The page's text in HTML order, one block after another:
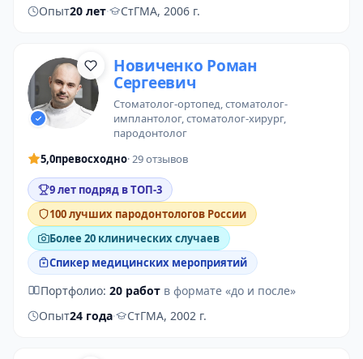
Опыт20 лет· СтГМА, 2006 г.
Новиченко Роман
Сергеевич
стоматолог-ортопед, стоматолог-
имплантолог, стоматолог-хирург,
пародонтолог
5,0превосходно· 29 отзывов
9 лет подряд в ТОП-3
100 лучших пародонтологов России
Более 20 клинических случаев
Спикер медицинских мероприятий
Портфолио: 20 работ в формате «до и после»
Опыт24 года· СтГМА, 2002 г.